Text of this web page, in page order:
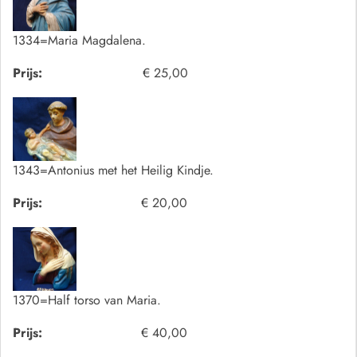
1334=Maria Magdalena.
Prijs:
€ 25,00
1343=Antonius met het Heilig Kindje.
Prijs:
€ 20,00
1370=Half torso van Maria.
Prijs:
€ 40,00